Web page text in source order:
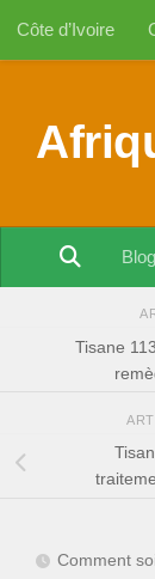
Au dessous
Côte d’Ivoire
Blog
Tisane
Comment